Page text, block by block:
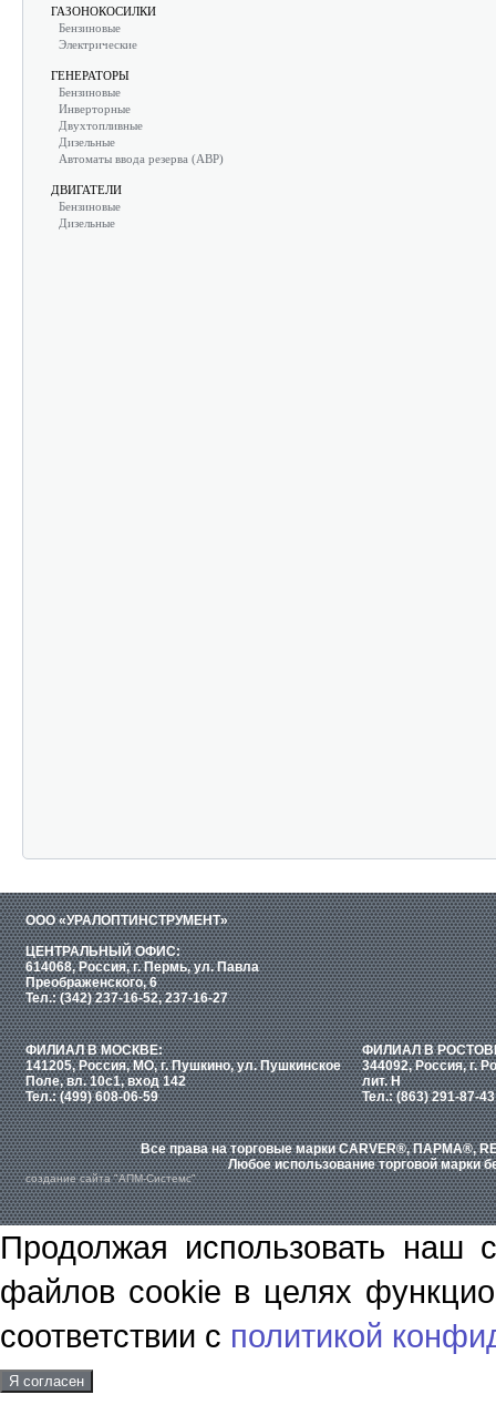
ГАЗОНОКОСИЛКИ
Бензиновые
Электрические
ГЕНЕРАТОРЫ
Бензиновые
Инверторные
Двухтопливные
Дизельные
Автоматы ввода резерва (АВР)
ДВИГАТЕЛИ
Бензиновые
Дизельные
ООО «УРАЛОПТИНСТРУМЕНТ»
ЦЕНТРАЛЬНЫЙ ОФИС:
614068, Россия, г. Пермь, ул. Павла
Преображенского, 6
Тел.: (342) 237-16-52, 237-16-27
ФИЛИАЛ В МОСКВЕ:
141205, Россия, МО, г. Пушкино, ул. Пушкинское
Поле, вл. 10с1, вход 142
Тел.: (499) 608-06-59
ФИЛИАЛ В
344092, Россия, г.
лит. Н
Тел.: (863) 291-87-43
Все права на торговые марки CARVER®, ПАРМА®,
Любое использование торговой марки
создание сайта "АПМ-Системс"
Продолжая использовать наш
файлов cookie в целях
соответствии с политикой
Я согласен